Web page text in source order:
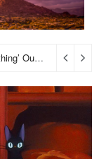
Hong Kong sinentensyahan ang ama ng wanted activist ng 8 months na kulong.